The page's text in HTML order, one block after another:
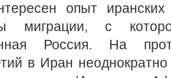
опыт
миграции, с
Россия. На
в Иран